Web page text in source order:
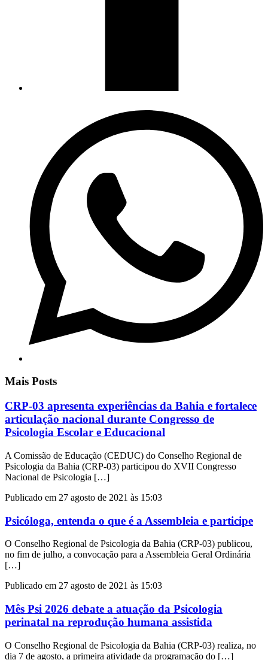
Mais Posts
CRP-03 apresenta experiências da Bahia e fortalece
articulação nacional durante Congresso de
Psicologia Escolar e Educacional
A Comissão de Educação (CEDUC) do Conselho Regional de
Psicologia da Bahia (CRP-03) participou do XVII Congresso
Nacional de Psicologia […]
Publicado em 27 agosto de 2021 às 15:03
Psicóloga, entenda o que é a Assembleia e participe
O Conselho Regional de Psicologia da Bahia (CRP-03) publicou,
no fim de julho, a convocação para a Assembleia Geral Ordinária
[…]
Publicado em 27 agosto de 2021 às 15:03
Mês Psi 2026 debate a atuação da Psicologia
perinatal na reprodução humana assistida
O Conselho Regional de Psicologia da Bahia (CRP-03) realiza, no
dia 7 de agosto, a primeira atividade da programação do […]